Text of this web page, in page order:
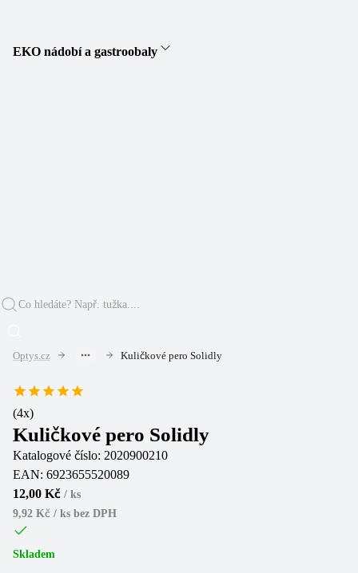
EKO nádobí a gastroobaly
Optys.cz Kuličkové pero Solidly
(4x)
Kuličkové pero Solidly
Katalogové číslo: 2020900210
EAN: 6923655520089
12,00 Kč / ks
9,92 Kč / ks bez DPH
Skladem